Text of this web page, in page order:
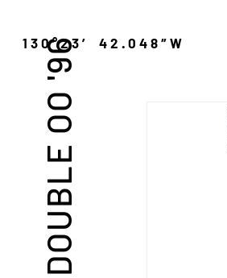
DOUBLE OO '96
130°23′ 42.048″W